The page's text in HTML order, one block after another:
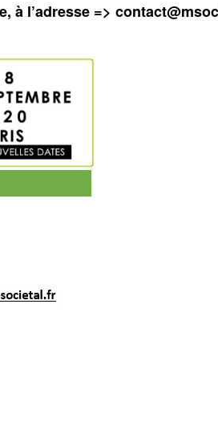
à l’adresse =>